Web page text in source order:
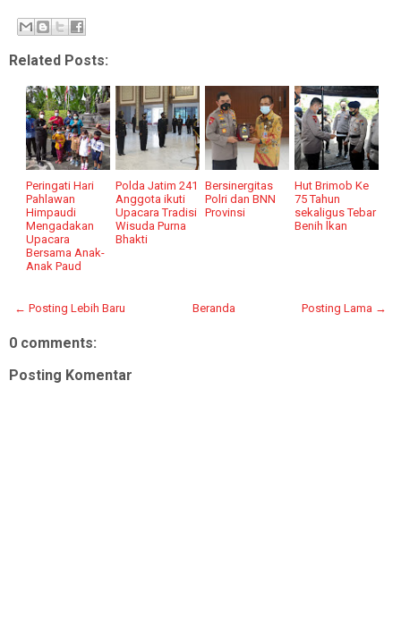
Related Posts:
Peringati Hari
Pahlawan
Himpaudi
Mengadakan
Upacara
Bersama Anak-
Anak Paud
Polda Jatim 241
Anggota ikuti
Upacara Tradisi
Wisuda Purna
Bhakti
Bersinergitas
Polri dan BNN
Provinsi
Hut Brimob Ke
75 Tahun
sekaligus Tebar
Benih lkan
← Posting Lebih Baru Posting Lama →
Beranda
0 comments:
Posting Komentar